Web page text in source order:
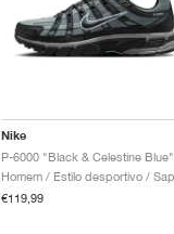
Nike
P-6000 "Black & Celestine Blue"
€119,99